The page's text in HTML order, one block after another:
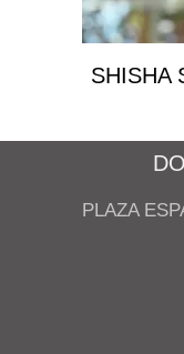
SHISHA
PLAZA